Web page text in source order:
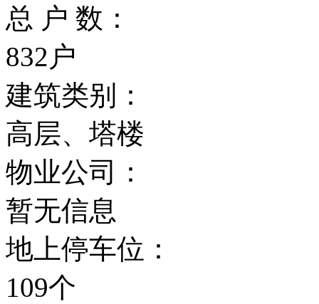
总 户 数：
832户
建筑类别：
高层、塔楼
物业公司：
暂无信息
地上停车位：
109个